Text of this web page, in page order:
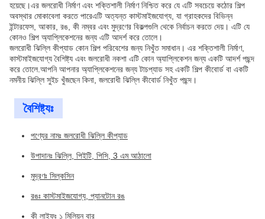
হয়েছে।এর জলরোধী নির্মাণ এবং শক্তিশালী নির্মাণ নিশ্চিত করে যে এটি সবচেয়ে কঠোর শিল্প
অবস্থার মোকাবেলা করতে পারেএটি অত্যন্ত কাস্টমাইজযোগ্য, যা গ্রাহকদের বিভিন্ন
ইন্টারফেস, আকার, রঙ, কী নম্বর এবং মুদ্রণের বিকল্পগুলি থেকে নির্বাচন করতে দেয়। এটি যে
কোনও শিল্প অ্যাপ্লিকেশনের জন্য এটি আদর্শ করে তোলে।
জলরোধী ঝিল্লি কীপ্যাড কোন শিল্প পরিবেশের জন্য নিখুঁত সমাধান। এর শক্তিশালী নির্মাণ,
কাস্টমাইজযোগ্য বৈশিষ্ট্য এবং জলরোধী নকশা এটি কোন অ্যাপ্লিকেশন জন্য একটি আদর্শ পছন্দ
করে তোলে.আপনি আপনার অ্যাপ্লিকেশনের জন্য টাচপ্যাড সহ একটি শিল্প কীবোর্ড বা একটি
নমনীয় ঝিল্লি সুইচ খুঁজছেন কিনা, জলরোধী ঝিল্লি কীবোর্ড নিখুঁত পছন্দ।
বৈশিষ্ট্যঃ
পণ্যের নামঃ জলরোধী ঝিল্লি কীপ্যাড
উপাদানঃ ঝিল্লি, পিইটি, পিসি, 3 এম আঠালো
মুদ্রণঃ সিল্কসিন
রঙঃ কাস্টমাইজযোগ্য, প্যানটোন রঙ
কী লাইফঃ ১ মিলিয়ন বার